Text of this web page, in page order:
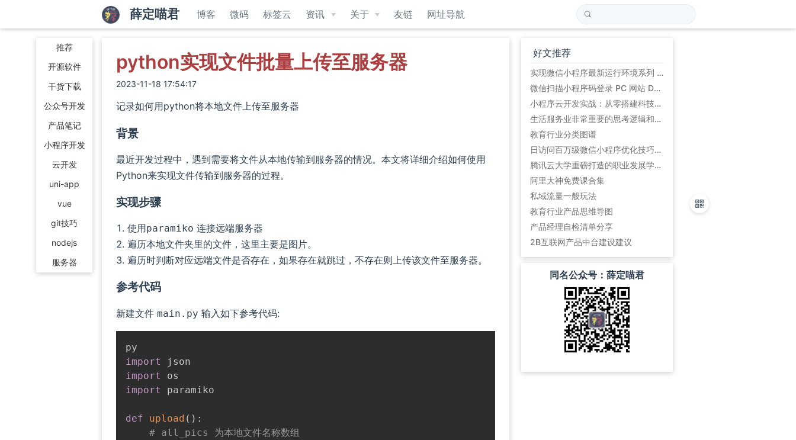
推荐
开源软件
干货下载
公众号开发
产品笔记
小程序开发
云开发
uni-app
vue
git技巧
nodejs
服务器
薛定喵君 博客 微码 标签云 资讯 关于 友链 网址导航
python实现文件批量上传至服务器
2023-11-18 17:54:17
记录如何用python将本地文件上传至服务器
背景
最近开发过程中，遇到需要将文件从本地传输到服务器的情况。本文将详细介绍如何使用
Python来实现文件传输到服务器的过程。
实现步骤
使用paramiko 连接远端服务器
遍历本地文件夹里的文件，这里主要是图片。
遍历时判断对应远端文件是否存在，如果存在就跳过，不存在则上传该文件至服务器。
参考代码
新建文件 main.py 输入如下参考代码:
import
import
import
paramiko
def upload ( ) :
# all_pics 为本地文件名称数组
好文推荐
实现微信小程序最新运行环境系列 (初始篇)
微信扫描小程序码登录 PC 网站 Demo
小程序云开发实战：从零搭建科技爱好者周刊小程序
生活服务业非常重要的思考逻辑和方法论:平台的5道坎
教育行业分类图谱
日访问百万级微信小程序优化技巧总结
腾讯云大学重磅打造的职业发展学习路径
阿里大神免费课合集
私域流量一般玩法
教育行业产品思维导图
产品经理自检清单分享
2B互联网产品中台建设建议
同名公众号：薛定喵君